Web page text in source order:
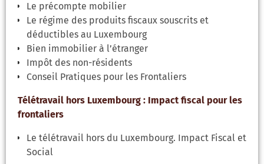
Le précompte mobilier
Le régime des produits fiscaux souscrits et
déductibles au Luxembourg
Bien immobilier à l’étranger
Impôt des non-résidents
Conseil Pratiques pour les Frontaliers
Télétravail hors Luxembourg : Impact fiscal pour les
frontaliers
Le télétravail hors du Luxembourg. Impact Fiscal et
Social